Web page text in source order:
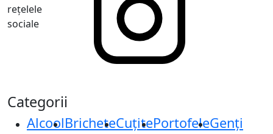
rețelele
sociale
Categorii
AlcoolBricheteCuțitePortofeleGenți